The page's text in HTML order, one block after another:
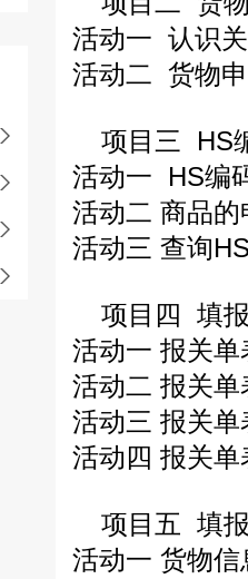
活动一 认识
活动二 货物
项目三 HS
活动一 HS编
活动二 商品
活动三 查询
项目四 填
活动一 报关
活动二 报关
活动三 报关
活动四 报关
项目五 填
活动一 货物